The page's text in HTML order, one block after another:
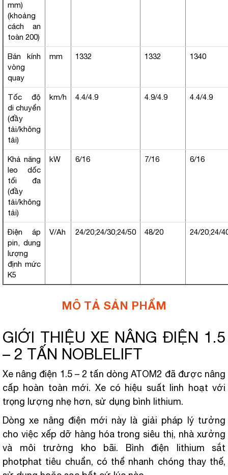
mm)
(khoảng
cách an
toàn 200)
Bán kính
vòng
quay
mm 1332 1332 1340
Tốc độ
di chuyển
(đầy
tải/không
tải)
km/h 4.4/4.9 4.9/4.9 4.4/4.9
Khả năng
leo dốc
tối đa
(đầy
tải/không
tải)
kW 6/16 7/16 6/16
Điện áp
pin, dung
lượng
định mức
K5
V/Ah 24/20;24/30;24/50 48/20 24/20;24/
MÔ TẢ SẢN PHẨM
GIỚI THIỆU XE NÂNG ĐIỆN 1.5
– 2 TẤN NOBLELIFT
Xe nâng điện 1.5 – 2 tấn dòng ATOM2 đã được nâng
cấp hoàn toàn mới. Xe có hiệu suất linh hoạt với
trọng lượng nhẹ hơn, sử dụng bình lithium.
Dòng xe nâng điện mới này là giải pháp lý tưởng
cho việc xếp dỡ hàng hóa trong siêu thị, nhà xưởng
và môi trường kho bãi. Bình điện lithium sắt
photphat tiêu chuẩn, có thể nhanh chóng thay thế,